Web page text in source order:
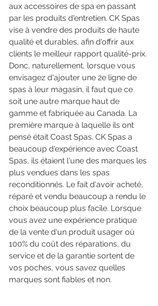
aux accessoires de spa en passant
par les produits d'entretien. CK Spas
vise à vendre des produits de haute
qualité et durables, afin d'offrir aux
clients le meilleur rapport qualité-prix.
Donc, naturellement, lorsque vous
envisagez d'ajouter une 2e ligne de
spas à leur magasin, il faut que ce
soit une autre marque haut de
gamme et fabriquée au Canada. La
première marque à laquelle ils ont
pensé était Coast Spas. CK Spas a
beaucoup d'expérience avec Coast
Spas, ils étaient l'une des marques les
plus vendues dans les spas
reconditionnés. Le fait d'avoir acheté,
réparé et vendu beaucoup a rendu le
choix beaucoup plus facile. Lorsque
vous avez une expérience pratique
de la vente d'un produit usager où
100% du coût des réparations, du
service et de la garantie sortent de
vos poches, vous savez quelles
marques sont fiables et non.